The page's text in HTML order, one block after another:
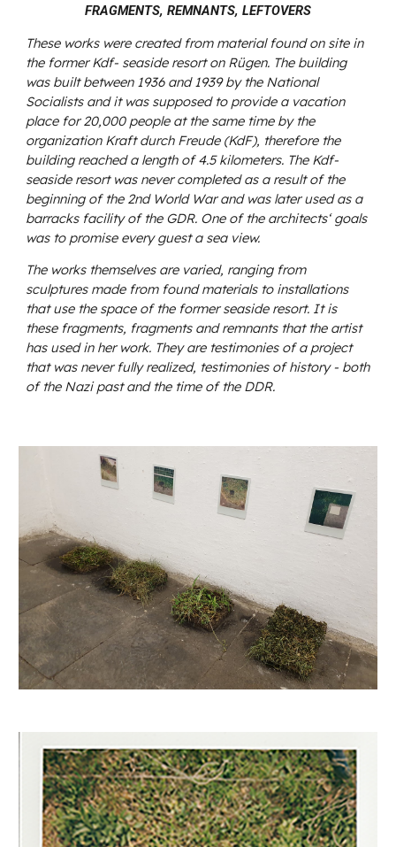
FRAGMENTS, REMNANTS, LEFTOVERS
These works were created from material found on site in
the former Kdf- seaside resort on Rügen. The building
was built between 1936 and 1939 by the National
Socialists and it was supposed to provide a vacation
place for 20,000 people at the same time by the
organization Kraft durch Freude (KdF), therefore the
building reached a length of 4.5 kilometers. The Kdf-
seaside resort was never completed as a result of the
beginning of the 2nd World War and was later used as a
barracks facility of the GDR. One of the architects‘ goals
was to promise every guest a sea view.
The works themselves are varied, ranging from
sculptures made from found materials to installations
that use the space of the former seaside resort. It is
these fragments, fragments and remnants that the artist
has used in her work. They are testimonies of a project
that was never fully realized, testimonies of history - both
of the Nazi past and the time of the DDR.